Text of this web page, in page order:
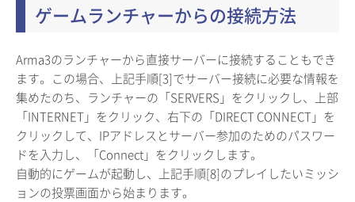
ゲームランチャーからの接続方法
Arma3のランチャーから直接サーバーに接続することもでき
ます。この場合、上記手順[3]でサーバー接続に必要な情報を
集めたのち、ランチャーの「SERVERS」をクリックし、上部
「INTERNET」をクリック、右下の「DIRECT CONNECT」を
クリックして、IPアドレスとサーバー参加のためのパスワー
ドを入力し、「Connect」をクリックします。
自動的にゲームが起動し、上記手順[8]のプレイしたいミッシ
ョンの投票画面から始まります。